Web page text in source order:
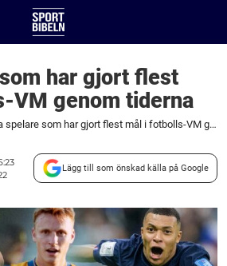
har gjort flest
VM genom tiderna
Alla spelare som har gjort flest mål i fotbolls-VM genom tiderna
Lägg till som önskad källa på Google